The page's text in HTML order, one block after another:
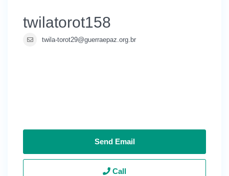
twilatorot158
twila-torot29@guerraepaz.org.br
Send Email
Call